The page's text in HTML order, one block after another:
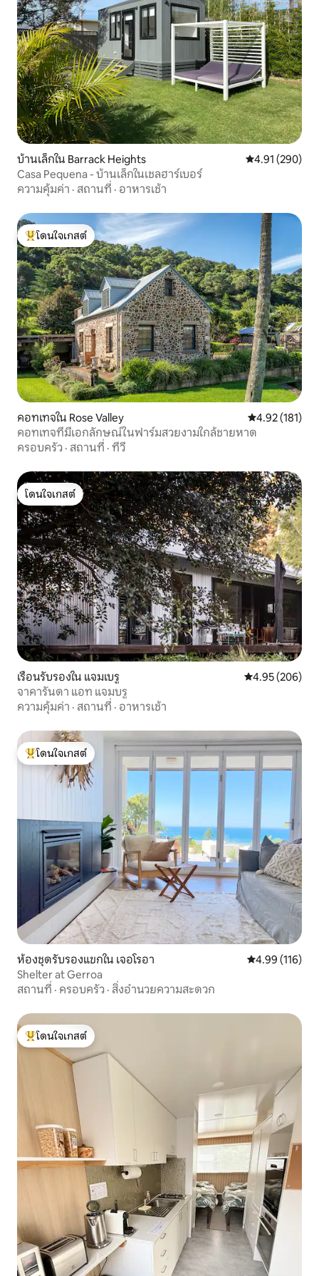
บ้านเล็กใน Barrack Heights คะแนนเฉลี่ย
4.91 (290)
Casa Pequena - บ้านเล็กในเชลฮาร์เบอร์
ความคุ้มค่า · สถานที่ · อาหารเช้า
โดนใจเกสต์ที่สุด
โดนใจเกสต์
คอทเทจใน Rose Valley คะแนนเฉลี่ย
4.92 (181)
คอทเทจที่มีเอกลักษณ์ในฟาร์มสวยงามใกล้ชายหาด
ครอบครัว · สถานที่ · ทีวี
โดนใจเกสต์
โดนใจเกสต์
เรือนรับรองใน แจมเบรู คะแนนเฉลี่ย
4.95 (206)
จาคารันดา แอท แจมบรู
ความคุ้มค่า · สถานที่ · อาหารเช้า
โดนใจเกสต์ที่สุด
โดนใจเกสต์
ห้องชุดรับรองแขกใน เจอโรอา คะแนนเฉลี่ย
4.99 (116)
Shelter at Gerroa
สถานที่ · ครอบครัว · สิ่งอำนวยความสะดวก
โดนใจเกสต์ที่สุด
โดนใจเกสต์